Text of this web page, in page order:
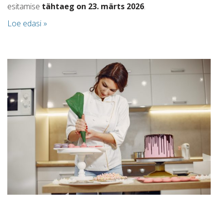
esitamise tähtaeg on 23. märts 2026.
Loe edasi »